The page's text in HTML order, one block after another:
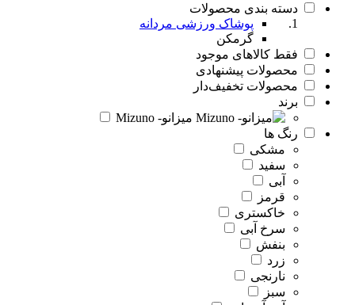
دسته بندی محصولات
پوشاک ورزشی مردانه
گرمکن
فقط کالاهای موجود
محصولات پیشنهادی
محصولات تخفیف‌دار
برند
میزانو- Mizuno
رنگ ها
مشکی
سفید
آبی
قرمز
خاکستری
سرخ آبی
بنفش
زرد
نارنجی
سبز